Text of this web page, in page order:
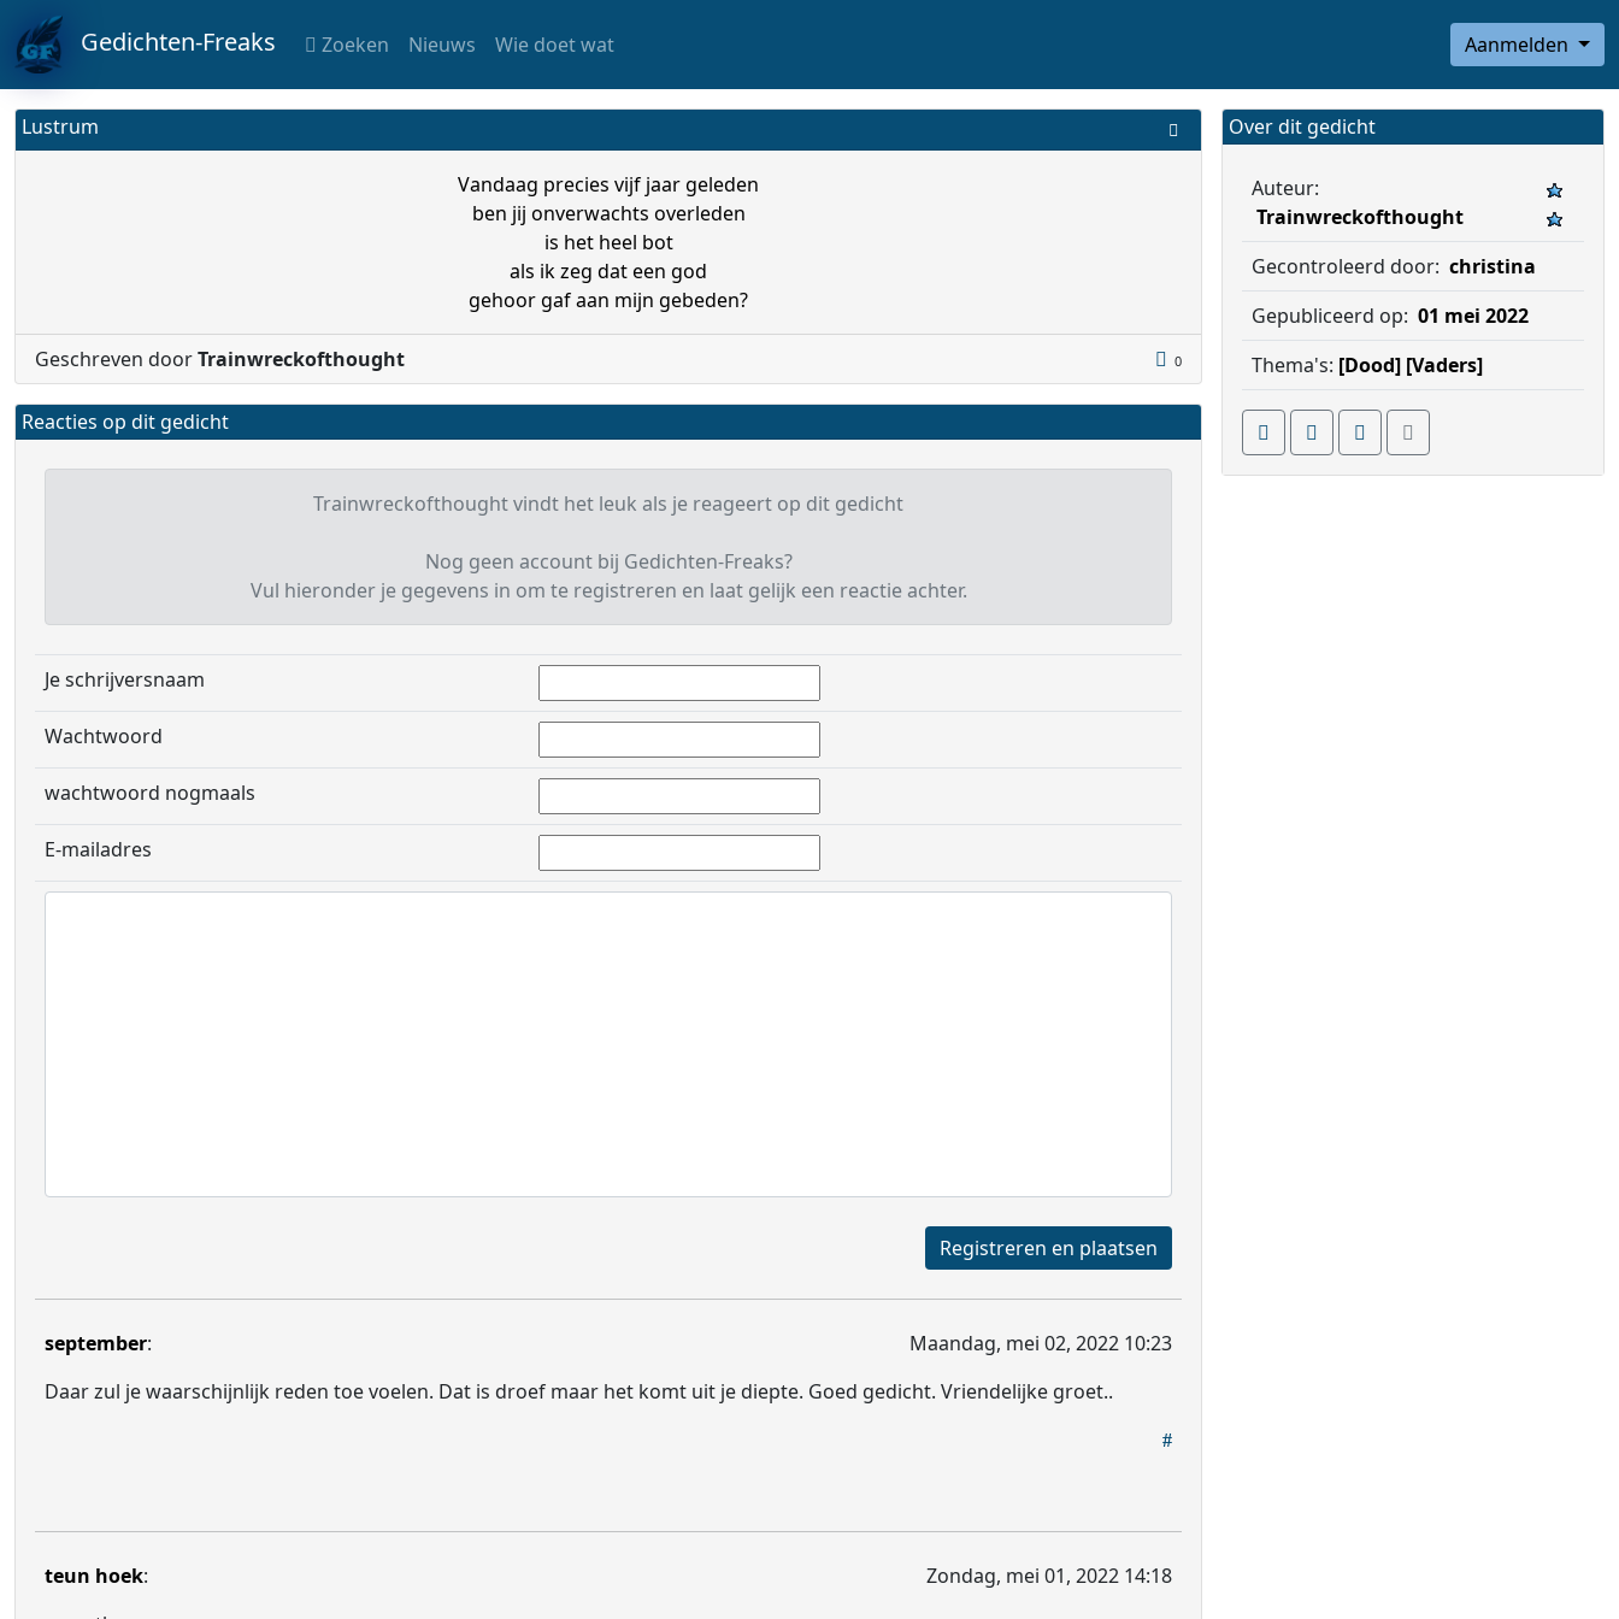
Gedichten-Freaks Zoeken Nieuws Wie doet wat Aanmelden
Lustrum
Vandaag precies vijf jaar geleden
ben jij onverwachts overleden
is het heel bot
als ik zeg dat een god
gehoor gaf aan mijn gebeden?
Geschreven doorTrainwreckofthought 0
Reacties op dit gedicht
Trainwreckofthought vindt het leuk als je reageert op dit gedicht
Nog geen account bij Gedichten-Freaks?
Vul hieronder je gegevens in om te registreren en laat gelijk een reactie achter.
Je schrijversnaam
Wachtwoord
wachtwoord nogmaals
E-mailadres
Registreren en plaatsen
september:
Maandag, mei 02, 2022 10:23
Daar zul je waarschijnlijk reden toe voelen. Dat is droef maar het komt uit je diepte. Goed gedicht. Vriendelijke groet..
teun hoek:
Zondag, mei 01, 2022 14:18
Over dit gedicht
Auteur:
Trainwreckofthought
Gecontroleerd door: christina
Gepubliceerd op: 01 mei 2022
Thema's: [Dood] [Vaders]